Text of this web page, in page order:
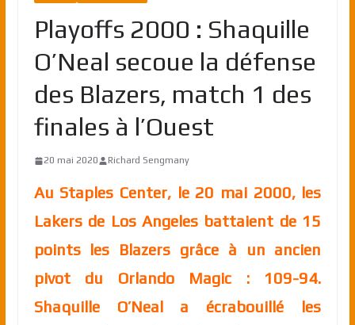
Playoffs 2000 : Shaquille
O’Neal secoue la défense
des Blazers, match 1 des
finales à l’Ouest
20 mai 2020 Richard Sengmany
Au Staples Center, le 20 mai 2000, les
Lakers de Los Angeles battaient de 15
points les Blazers grâce à un ancien
pivot du Orlando Magic : 109-94.
Shaquille O’Neal a écrabouillé les